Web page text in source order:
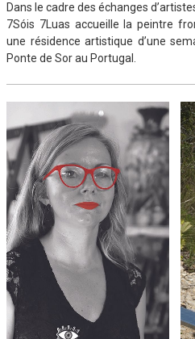
Dans le cadre des échanges
7Sóis 7Luas accueille la peintre
une résidence artistique d’une
Ponte de Sor au Portugal.